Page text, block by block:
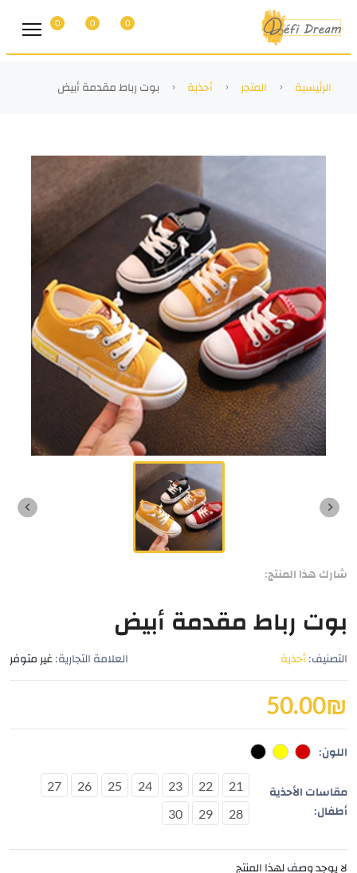
0
0
0
الرئيسية المتجر أحذية بوت رباط مقدمة أبيض
شارك هذا المنتج:
بوت رباط مقدمة أبيض
التصنيف: أحذية العلامة التجارية: غير متوفر
50.00₪
اللون:
مقاسات الأحذية
أطفال:
21
22
23
24
25
26
27
28
29
30
لا يوجد وصف لهذا المنتج